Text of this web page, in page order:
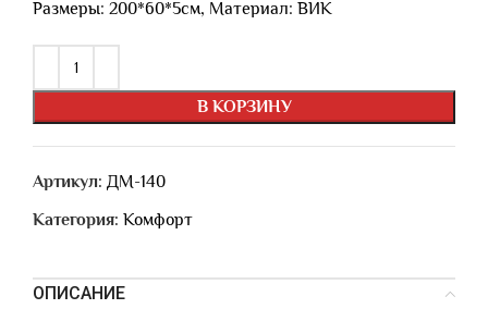
Размеры: 200*60*5см, Материал: ВИК
В КОРЗИНУ
Артикул: ДМ-140
Категория: Комфорт
ОПИСАНИЕ